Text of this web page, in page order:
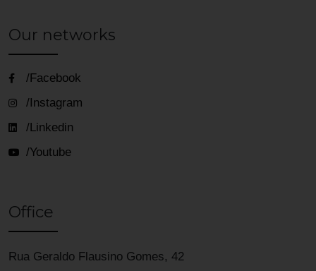
Our networks
/Facebook
/Instagram
/Linkedin
/Youtube
Office
Rua Geraldo Flausino Gomes, 42